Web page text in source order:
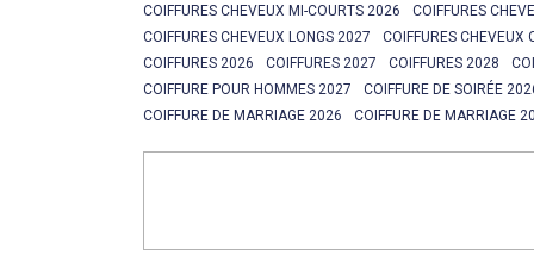
COIFFURES CHEVEUX MI-COURTS 2026
COIFFURES
COIFFURES CHEVEUX LONGS 2027
COIFFURES CHEVEUX
COIFFURES 2026
COIFFURES 2027 COIFFURES 2028
COIFFURE POUR HOMMES 2027
COIFFURE DE SOIRÉE
COIFFURE DE MARRIAGE 2026
COIFFURE DE MARRIAGE